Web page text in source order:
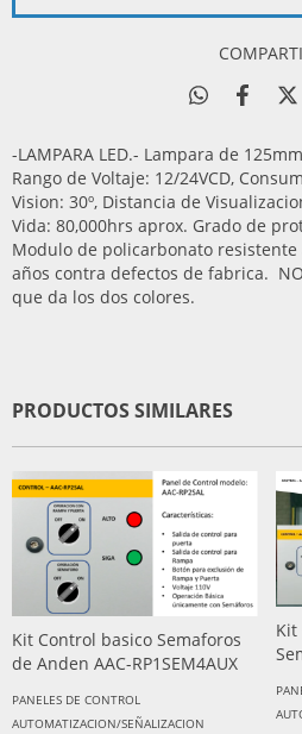
-LAMPARA LED.- Lampara de
Rango de Voltaje: 12/24VCD,
Vision: 30º, Distancia de
Vida: 80,000hrs aprox. Grado de
Modulo de policarbonato resistente
años contra defectos de fabrica.
que da los dos colores.
PRODUCTOS SIMILARES
Kit Control basico Semaforos
de Anden AAC-RP1SEM4AUX
PANELES DE CONTROL
AUTOMATIZACION/SEÑALIZACION
Kit